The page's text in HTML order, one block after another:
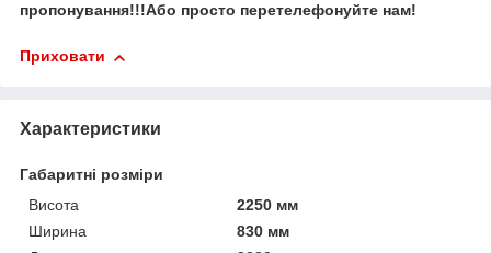
пропонування!!!Або просто перетелефонуйте нам!
Приховати
Характеристики
Габаритні розміри
Висота
2250 мм
Ширина
830 мм